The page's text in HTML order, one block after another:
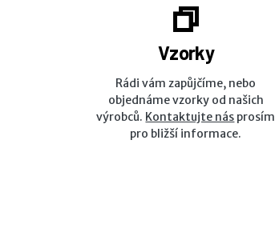
Vzorky
Rádi vám zapůjčíme, nebo
objednáme vzorky od našich
výrobců. Kontaktujte nás prosím
pro bližší informace.